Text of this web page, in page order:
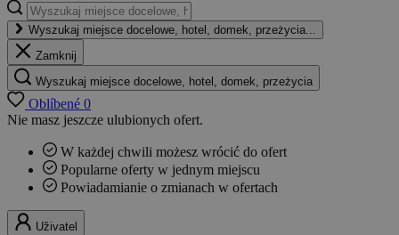
Wyszukaj miejsce docelowe, hotel, domek, przeżycia...
Zamknij
Wyszukaj miejsce docelowe, hotel, domek, przeżycia
Oblíbené 0
Nie masz jeszcze ulubionych ofert.
W każdej chwili możesz wrócić do ofert
Popularne oferty w jednym miejscu
Powiadamianie o zmianach w ofertach
Uživatel